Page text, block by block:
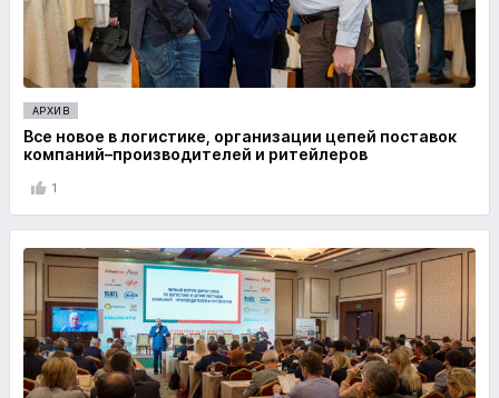
АРХИВ
Все новое в логистике, организации цепей поставок
компаний–производителей и ритейлеров
1